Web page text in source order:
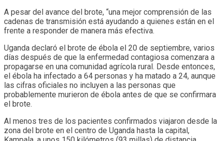
A pesar del avance del brote, “una mejor comprensión de las
cadenas de transmisión está ayudando a quienes están en el
frente a responder de manera más efectiva.
Uganda declaró el brote de ébola el 20 de septiembre, varios
días después de que la enfermedad contagiosa comenzara a
propagarse en una comunidad agrícola rural. Desde entonces,
el ébola ha infectado a 64 personas y ha matado a 24, aunque
las cifras oficiales no incluyen a las personas que
probablemente murieron de ébola antes de que se confirmara
el brote.
Al menos tres de los pacientes confirmados viajaron desde la
zona del brote en el centro de Uganda hasta la capital,